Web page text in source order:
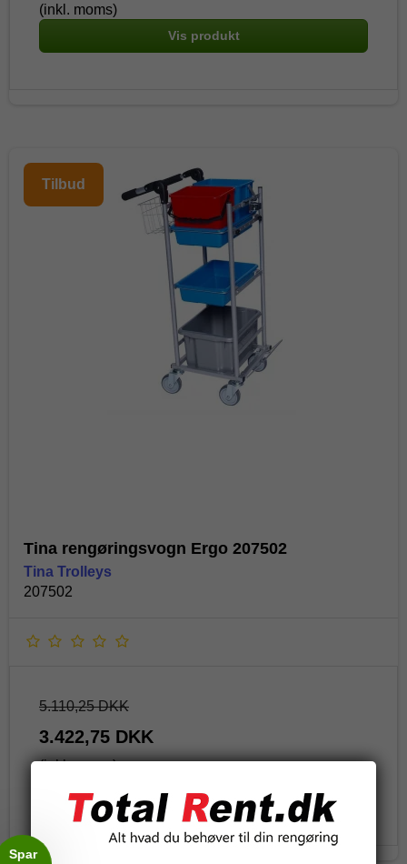
(inkl. moms)
Vis produkt
Tilbud
Tina rengøringsvogn Ergo 207502
Tina Trolleys
207502
5.110,25 DKK
3.422,75 DKK
(inkl. moms)
Vis produkt